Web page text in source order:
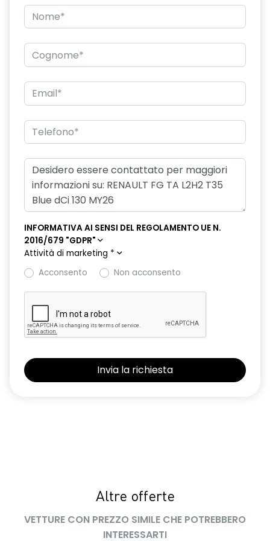
specchio retrovisore laterale doppio
INFORMATIVA AI SENSI DEL REGOLAMENTO UE N.
2016/679 "GDPR"
Attività di marketing *
Acconsento
Non acconsento
Altre offerte
VETTURE CON PREZZO SIMILE CHE POTREBBERO
INTERESSARTI